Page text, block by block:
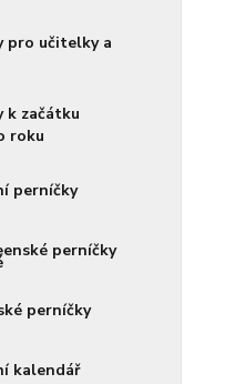
pro učitelky a
k začátku
roku
perníčky
perníčky
perníčky
kalendář